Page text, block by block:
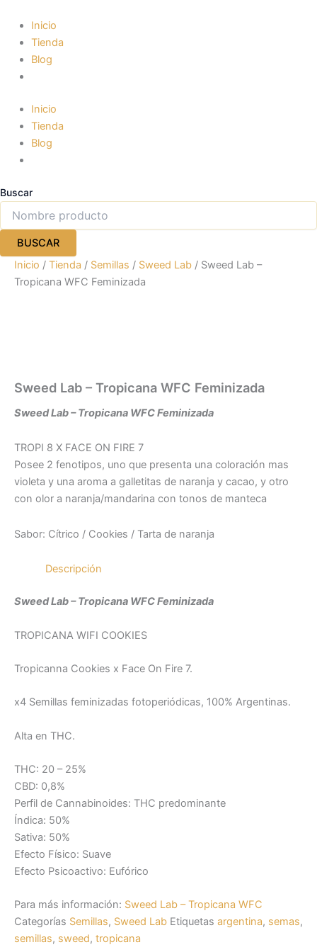
contenido
Inicio
Tienda
Blog
Inicio
Tienda
Blog
Buscar
BUSCAR
Inicio / Tienda / Semillas / Sweed Lab / Sweed Lab –
Tropicana WFC Feminizada
Sweed Lab – Tropicana WFC Feminizada
Sweed Lab – Tropicana WFC Feminizada
TROPI 8 X FACE ON FIRE 7
Posee 2 fenotipos, uno que presenta una coloración mas
violeta y una aroma a galletitas de naranja y cacao, y otro
con olor a naranja/mandarina con tonos de manteca
Sabor: Cítrico / Cookies / Tarta de naranja
Descripción
Sweed Lab – Tropicana WFC Feminizada
TROPICANA WIFI COOKIES
Tropicanna Cookies x Face On Fire 7.
x4 Semillas feminizadas fotoperiódicas, 100% Argentinas.
Alta en THC.
THC: 20 – 25%
CBD: 0,8%
Perfil de Cannabinoides: THC predominante
Índica: 50%
Sativa: 50%
Efecto Físico: Suave
Efecto Psicoactivo: Eufórico
Para más información: Sweed Lab – Tropicana WFC
Categorías Semillas, Sweed Lab Etiquetas argentina, semas,
semillas, sweed, tropicana